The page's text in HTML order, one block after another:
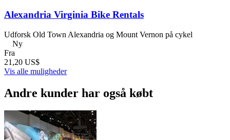
Alexandria Virginia Bike Rentals
Udforsk Old Town Alexandria og Mount Vernon på cykel
Ny
Fra
21,20 US$
Vis alle muligheder
Andre kunder har også købt